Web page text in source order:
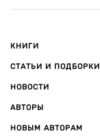
КНИГИ
СТАТЬИ И ПОДБОРКИ
НОВОСТИ
АВТОРЫ
НОВЫМ АВТОРАМ